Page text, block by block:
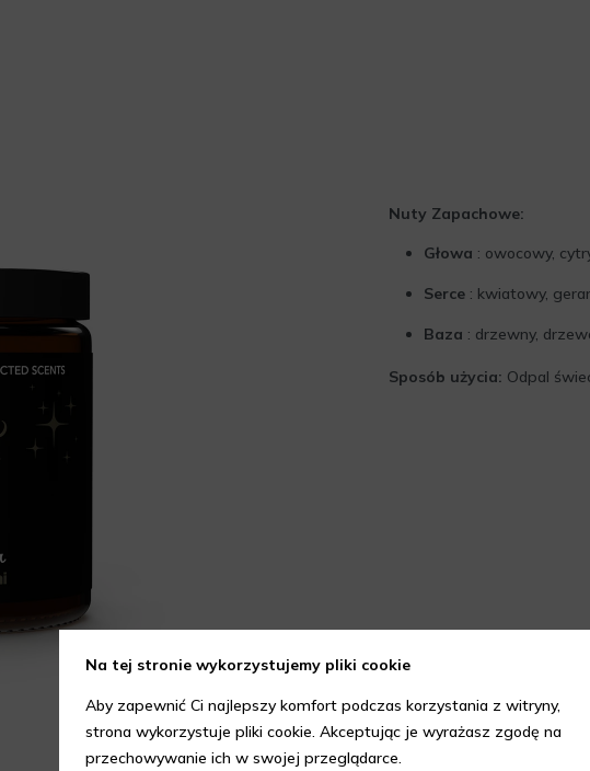
Nuty Zapachowe:
Głowa : owocowy,
Serce: kwiatowy,
Baza : drzewny,
Sposób użycia: Odpal
Na tej stronie wykorzystujemy pliki cookie
Aby zapewnić Ci najlepszy komfort podczas korzystania z witryny,
strona wykorzystuje pliki cookie. Akceptując je wyrażasz zgodę na
przechowywanie ich w swojej przeglądarce.